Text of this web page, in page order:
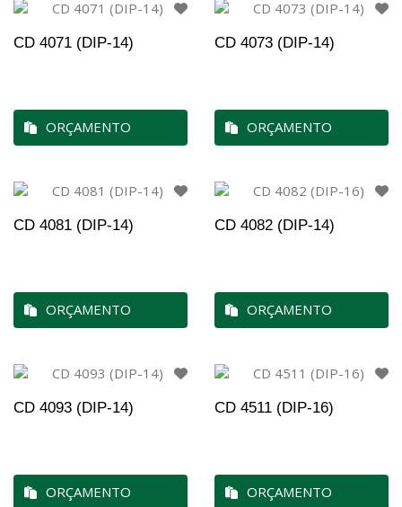
CD 4071 (DIP-14)
ORÇAMENTO
CD 4073 (DIP-14)
ORÇAMENTO
CD 4081 (DIP-14)
ORÇAMENTO
CD 4082 (DIP-14)
ORÇAMENTO
CD 4093 (DIP-14)
ORÇAMENTO
CD 4511 (DIP-16)
ORÇAMENTO